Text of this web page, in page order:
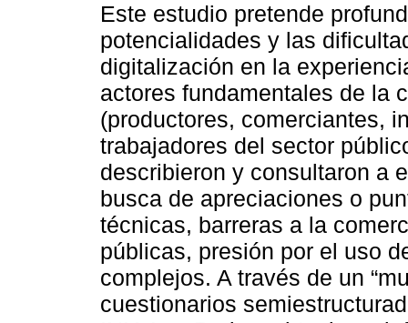
Este estudio pretende
potencialidades y las
digitalización en la
actores fundamentales de la
(productores, comerciantes,
trabajadores del sector
describieron y consultaron a
busca de apreciaciones o
técnicas, barreras a la
públicas, presión por el uso
complejos. A través de un
cuestionarios